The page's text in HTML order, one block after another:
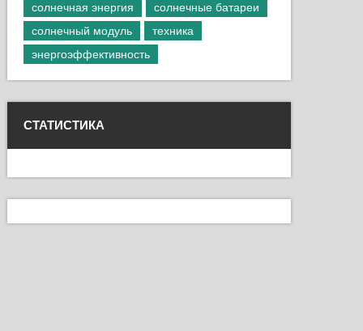
солнечная энергия
солнечные батареи
солнечный модуль
техника
энергоэффективность
СТАТИСТИКА